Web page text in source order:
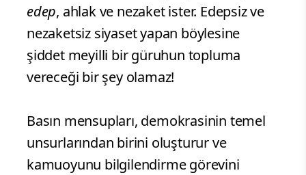
edep, ahlak ve nezaket ister. Edepsiz ve
nezaketsiz siyaset yapan böylesine
şiddet meyilli bir güruhun topluma
vereceği bir şey olamaz!
Basın mensupları, demokrasinin temel
unsurlarından birini oluşturur ve
kamuoyunu bilgilendirme görevini